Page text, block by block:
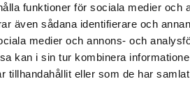
funktioner för sociala medier och
även sådana identifierare och
medier och annons- och
kan i sin tur kombinera
tillhandahållit eller som de har
hela bidragsprocessen – från
– så att er investering blir